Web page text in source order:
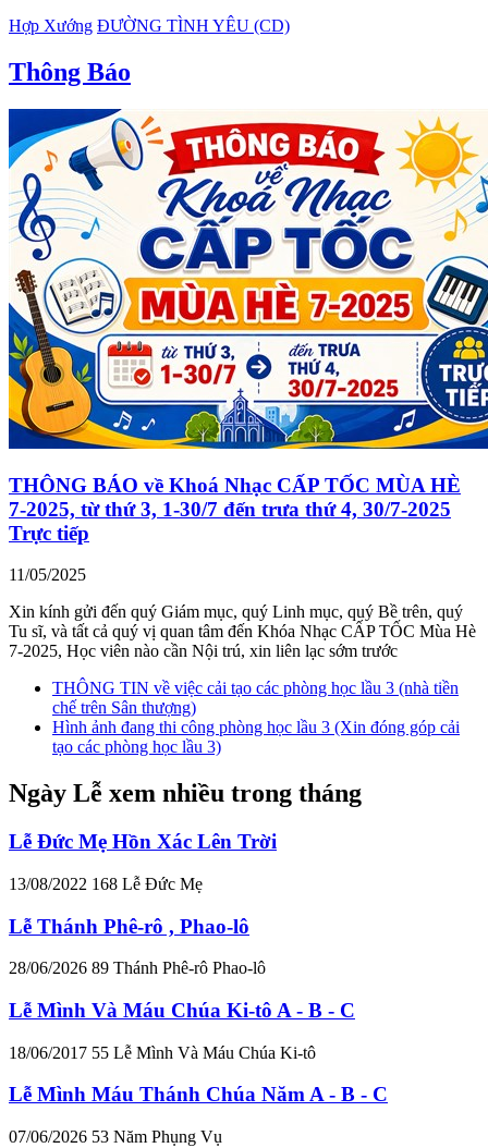
Hợp Xướng ĐƯỜNG TÌNH YÊU (CD)
Thông Báo
THÔNG BÁO về Khoá Nhạc CẤP TỐC MÙA HÈ
7-2025, từ thứ 3, 1-30/7 đến trưa thứ 4, 30/7-2025
Trực tiếp
11/05/2025
Xin kính gửi đến quý Giám mục, quý Linh mục, quý Bề trên, quý
Tu sĩ, và tất cả quý vị quan tâm đến Khóa Nhạc CẤP TỐC Mùa Hè
7-2025, Học viên nào cần Nội trú, xin liên lạc sớm trước
THÔNG TIN về việc cải tạo các phòng học lầu 3 (nhà tiền
chế trên Sân thượng)
Hình ảnh đang thi công phòng học lầu 3 (Xin đóng góp cải
tạo các phòng học lầu 3)
Ngày Lễ xem nhiều trong tháng
Lễ Đức Mẹ Hồn Xác Lên Trời
13/08/2022 168 Lễ Đức Mẹ
Lễ Thánh Phê-rô , Phao-lô
28/06/2026 89 Thánh Phê-rô Phao-lô
Lễ Mình Và Máu Chúa Ki-tô A - B - C
18/06/2017 55 Lễ Mình Và Máu Chúa Ki-tô
Lễ Mình Máu Thánh Chúa Năm A - B - C
07/06/2026 53 Năm Phụng Vụ